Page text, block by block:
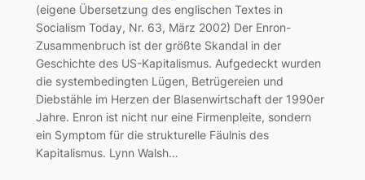
(eigene Übersetzung des englischen Textes in
Socialism Today, Nr. 63, März 2002) Der Enron-
Zusammenbruch ist der größte Skandal in der
Geschichte des US-Kapitalismus. Aufgedeckt wurden
die systembedingten Lügen, Betrügereien und
Diebstähle im Herzen der Blasenwirtschaft der 1990er
Jahre. Enron ist nicht nur eine Firmenpleite, sondern
ein Symptom für die strukturelle Fäulnis des
Kapitalismus. Lynn Walsh…